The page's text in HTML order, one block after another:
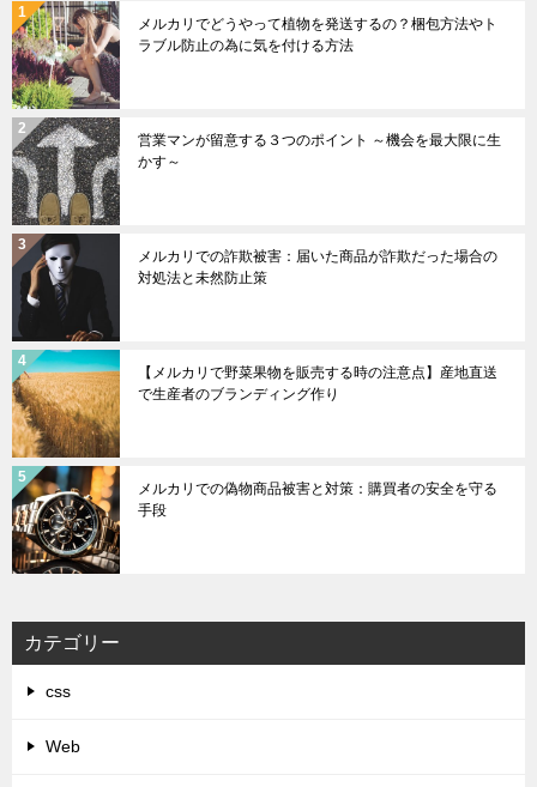
メルカリでどうやって植物を発送するの？梱包方法やト
ラブル防止の為に気を付ける方法
営業マンが留意する３つのポイント ～機会を最大限に生
かす～
メルカリでの詐欺被害：届いた商品が詐欺だった場合の
対処法と未然防止策
【メルカリで野菜果物を販売する時の注意点】産地直送
で生産者のブランディング作り
メルカリでの偽物商品被害と対策：購買者の安全を守る
手段
カテゴリー
css
Web